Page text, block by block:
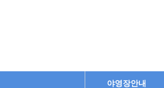
야영장안내